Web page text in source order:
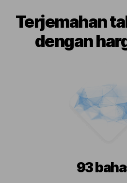
Terjemahan
dengan
93